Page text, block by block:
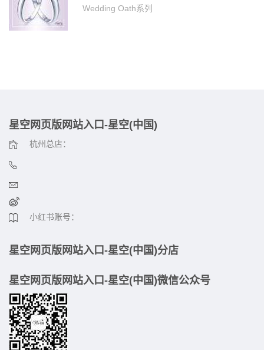
Wedding Oath系列
星空网页版网站入口-星空(中国)
杭州总店：
小红书账号：
星空网页版网站入口-星空(中国)分店
星空网页版网站入口-星空(中国)微信公众号